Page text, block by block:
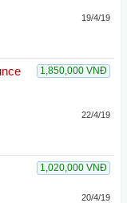
19/4/19
1,850,000 VNĐ
22/4/19
1,020,000 VNĐ
20/4/19